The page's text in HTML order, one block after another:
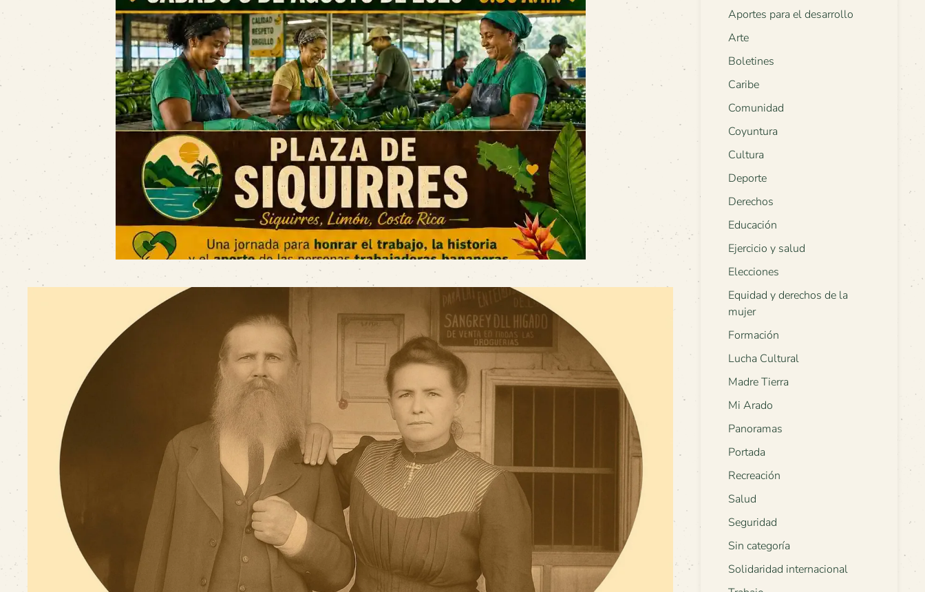
Aportes para el desarrollo
Arte
Boletines
Caribe
Comunidad
Coyuntura
Cultura
Deporte
Derechos
Educación
Ejercicio y salud
Elecciones
Equidad y derechos de la
mujer
Formación
Lucha Cultural
Madre Tierra
Mi Arado
Panoramas
Portada
Recreación
Salud
Seguridad
Sin categoría
Solidaridad internacional